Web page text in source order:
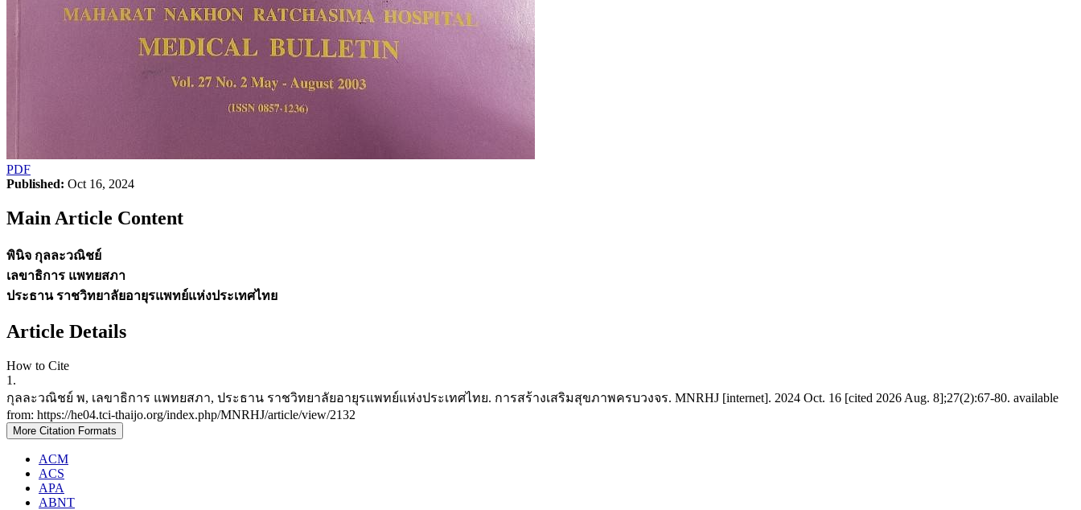
PDF
Published: Oct 16, 2024
Main Article Content
พินิจ กุลละวณิชย์
เลขาธิการ แพทยสภา
ประธาน ราชวิทยาลัยอายุรแพทย์แห่งประเทศไทย
Article Details
How to Cite
1.
กุลละวณิชย์ พ, เลขาธิการ แพทยสภา, ประธาน ราชวิทยาลัยอายุรแพทย์แห่งประเทศไทย. การสร้างเสริมสุขภาพครบวงจร. MNRHJ [internet]. 2024 Oct. 16 [cited 2026 Aug. 8];27(2):67-80. available
from: https://he04.tci-thaijo.org/index.php/MNRHJ/article/view/2132
More Citation Formats
ACM
ACS
APA
ABNT